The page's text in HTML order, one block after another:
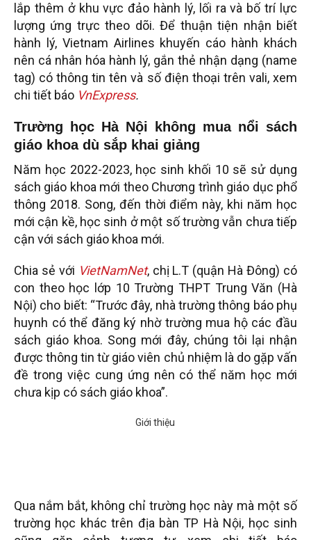
lắp thêm ở khu vực đảo hành lý, lối ra và bố trí lực
lượng ứng trực theo dõi. Để thuận tiện nhận biết
hành lý, Vietnam Airlines khuyến cáo hành khách
nên cá nhân hóa hành lý, gắn thẻ nhận dạng (name
tag) có thông tin tên và số điện thoại trên vali, xem
chi tiết báo VnExpress.
Trường học Hà Nội không mua nổi sách
giáo khoa dù sắp khai giảng
Năm học 2022-2023, học sinh khối 10 sẽ sử dụng
sách giáo khoa mới theo Chương trình giáo dục phổ
thông 2018. Song, đến thời điểm này, khi năm học
mới cận kề, học sinh ở một số trường vẫn chưa tiếp
cận với sách giáo khoa mới.
Chia sẻ với VietNamNet, chị L.T (quận Hà Đông) có
con theo học lớp 10 Trường THPT Trung Văn (Hà
Nội) cho biết: “Trước đây, nhà trường thông báo phụ
huynh có thể đăng ký nhờ trường mua hộ các đầu
sách giáo khoa. Song mới đây, chúng tôi lại nhận
được thông tin từ giáo viên chủ nhiệm là do gặp vấn
đề trong việc cung ứng nên có thể năm học mới
chưa kịp có sách giáo khoa”.
Qua nắm bắt, không chỉ trường học này mà một số
trường học khác trên địa bàn TP Hà Nội, học sinh